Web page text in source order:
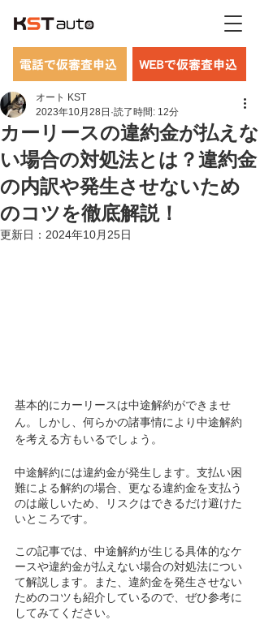
WEBで仮審査申込
電話で仮審査申込
カーリースの違約金が払えな
い場合の対処法とは？違約金
の内訳や発生させないため
のコツを徹底解説！
オート KST
2023年10月28日 読了時間: 12分
更新日： 2024年10月25日
基本的にカーリースは中途解約ができませ
ん。しかし、何らかの諸事情により中途解約
を考える方もいるでしょう。
中途解約には違約金が発生します。支払い困
難による解約の場合、更なる違約金を支払う
のは厳しいため、リスクはできるだけ避けた
いところです。
この記事では、中途解約が生じる具体的なケ
ースや違約金が払えない場合の対処法につい
て解説します。また、違約金を発生させない
ためのコツも紹介しているので、ぜひ参考に
してみてください。